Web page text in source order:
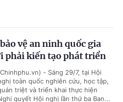
vệ an ninh quốc gia
phải kiến tạo phát triển
- Sáng 29/7, tại Hội
toàn quốc nghiên cứu, học tập,
triệt và triển khai thực hiện
quyết Hội nghị lần thứ ba Ban...